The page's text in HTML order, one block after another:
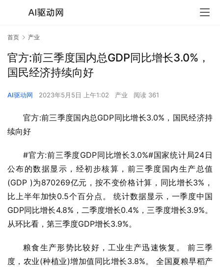
首页 产业
官方:前三季度国内总GDP同比增长3.0%，
国民经济持续向好
AI驱动网 2023年5月5日 上午1:02 产业 阅读 361
官方:前三季度国内总GDP同比增长3.0%，国民经济持
续向好
#官方:前三季度GDP同比增长3.0%#国家统计局24日
公布的数据显示，经初步核算，前三季度国内生产总值
(GDP )为870269亿元，按不变价格计算，同比增长3%，
比上半年加快0.5个百分点。 统计数据显示，一季度中国
GDP同比增长4.8%，二季度增长0.4%，三季度增长3.9%。
从环比看，第三季度GDP增长3.9%。
粮食生产形势比较好，工业生产迅速恢复。 前三季
度，农业(种植业)增加值同比增长3.8%。 全国夏粮早稻产